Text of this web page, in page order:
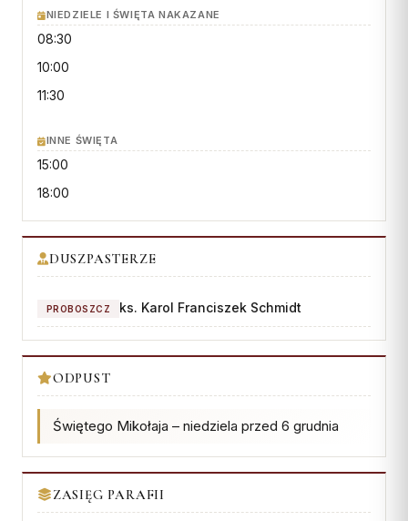
KURIA
Wydawnictwo
Konta bankowe
Biuro
„GŁOS Z TORUNIA"
Redakcja
Archiwum
Współpraca
KONTAKT
Dane kurii
Franciszkański Zakon
Świeckich
Skauci Króla
NIEDZIELE I ŚWIĘTA NAKAZANE
08:30
10:00
11:30
INNE ŚWIĘTA
15:00
18:00
DUSZPASTERZE
PROBOSZCZ ks. Karol Franciszek Schmidt
ODPUST
Świętego Mikołaja – niedziela przed 6 grudnia
ZASIĘG PARAFII